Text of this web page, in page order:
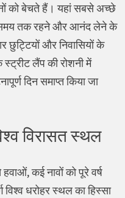
को बेचते हैं। यहां सबसे अच्छे
तक रहने और आनंद लेने के
छुट्टियों और निवासियों के
लैंप की रोशनी में
दिन समाप्त किया जा
विरासत स्थल
कई नावों को पूरे वर्ष
धरोहर स्थल का हिस्सा